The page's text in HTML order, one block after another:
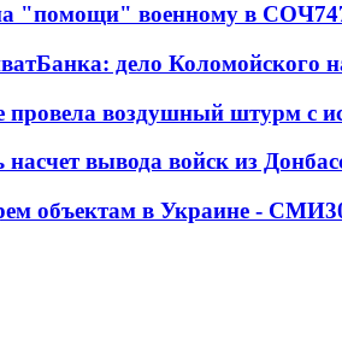
"помощи" военному в СОЧ
дело Коломойского
воздушный штурм с
вывода войск из
объектам в Украине - СМИ